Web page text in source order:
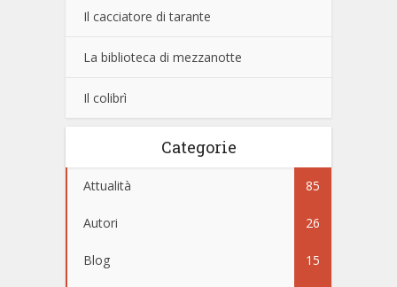
Il cacciatore di tarante
La biblioteca di mezzanotte
Il colibrì
Categorie
Attualità 85
Autori 26
Blog 15